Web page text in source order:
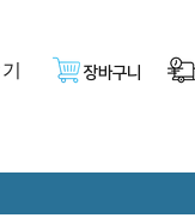
장바구니